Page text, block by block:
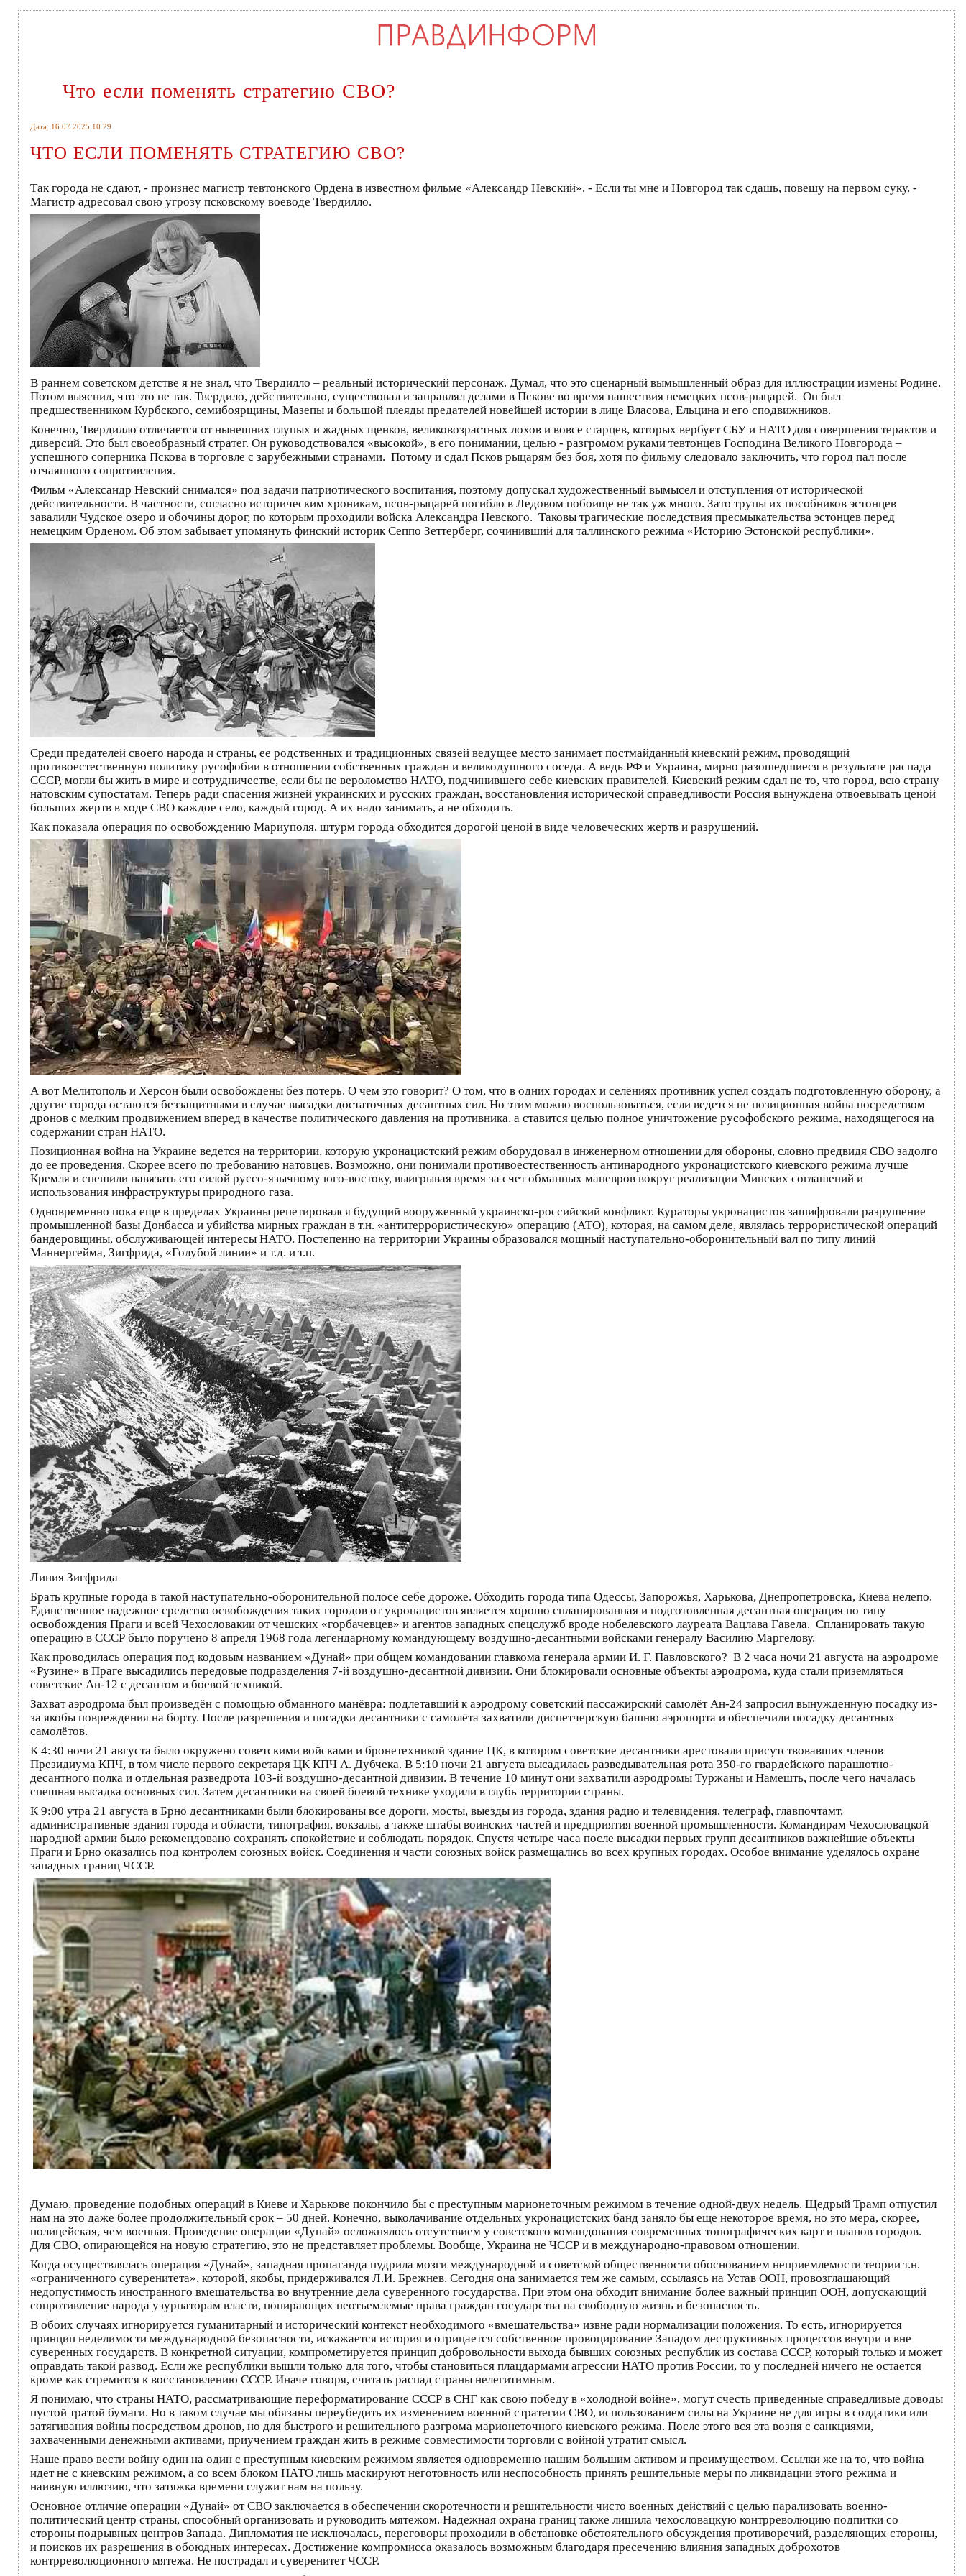
Что если поменять стратегию СВО?
Дата: 16.07.2025 10:29
ЧТО ЕСЛИ ПОМЕНЯТЬ СТРАТЕГИЮ СВО?
Так города не сдают, - произнес магистр тевтонского Ордена в известном фильме «Александр Невский». - Если ты мне и Новгород так сдашь, повешу на первом суку. -
Магистр адресовал свою угрозу псковскому воеводе Твердилло.
В раннем советском детстве я не знал, что Твердилло – реальный исторический персонаж. Думал, что это сценарный вымышленный образ для иллюстрации измены Родине.
Потом выяснил, что это не так. Твердило, действительно, существовал и заправлял делами в Пскове во время нашествия немецких псов-рыцарей. Он был
предшественником Курбского, семибоярщины, Мазепы и большой плеяды предателей новейшей истории в лице Власова, Ельцина и его сподвижников.
Конечно, Твердилло отличается от нынешних глупых и жадных щенков, великовозрастных лохов и вовсе старцев, которых вербует СБУ и НАТО для совершения терактов и
диверсий. Это был своеобразный стратег. Он руководствовался «высокой», в его понимании, целью - разгромом руками тевтонцев Господина Великого Новгорода –
успешного соперника Пскова в торговле с зарубежными странами. Потому и сдал Псков рыцарям без боя, хотя по фильму следовало заключить, что город пал после
отчаянного сопротивления.
Фильм «Александр Невский снимался» под задачи патриотического воспитания, поэтому допускал художественный вымысел и отступления от исторической
действительности. В частности, согласно историческим хроникам, псов-рыцарей погибло в Ледовом побоище не так уж много. Зато трупы их пособников эстонцев
завалили Чудское озеро и обочины дорог, по которым проходили войска Александра Невского. Таковы трагические последствия пресмыкательства эстонцев перед
немецким Орденом. Об этом забывает упомянуть финский историк Сеппо Зеттерберг, сочинивший для таллинского режима «Историю Эстонской республики».
Среди предателей своего народа и страны, ее родственных и традиционных связей ведущее место занимает постмайданный киевский режим, проводящий
противоестественную политику русофобии в отношении собственных граждан и великодушного соседа. А ведь РФ и Украина, мирно разошедшиеся в результате распада
СССР, могли бы жить в мире и сотрудничестве, если бы не вероломство НАТО, подчинившего себе киевских правителей. Киевский режим сдал не то, что город, всю страну
натовским супостатам. Теперь ради спасения жизней украинских и русских граждан, восстановления исторической справедливости Россия вынуждена отвоевывать ценой
больших жертв в ходе СВО каждое село, каждый город. А их надо занимать, а не обходить.
Как показала операция по освобождению Мариуполя, штурм города обходится дорогой ценой в виде человеческих жертв и разрушений.
А вот Мелитополь и Херсон были освобождены без потерь. О чем это говорит? О том, что в одних городах и селениях противник успел создать подготовленную оборону, а
другие города остаются беззащитными в случае высадки достаточных десантных сил. Но этим можно воспользоваться, если ведется не позиционная война посредством
дронов с мелким продвижением вперед в качестве политического давления на противника, а ставится целью полное уничтожение русофобского режима, находящегося на
содержании стран НАТО.
Позиционная война на Украине ведется на территории, которую укронацистский режим оборудовал в инженерном отношении для обороны, словно предвидя СВО задолго
до ее проведения. Скорее всего по требованию натовцев. Возможно, они понимали противоестественность антинародного укронацистского киевского режима лучше
Кремля и спешили навязать его силой руссо-язычному юго-востоку, выигрывая время за счет обманных маневров вокруг реализации Минских соглашений и
использования инфраструктуры природного газа.
Одновременно пока еще в пределах Украины репетировался будущий вооруженный украинско-российский конфликт. Кураторы укронацистов зашифровали разрушение
промышленной базы Донбасса и убийства мирных граждан в т.н. «антитеррористическую» операцию (АТО), которая, на самом деле, являлась террористической операций
бандеровщины, обслуживающей интересы НАТО. Постепенно на территории Украины образовался мощный наступательно-оборонительный вал по типу линий
Маннергейма, Зигфрида, «Голубой линии» и т.д. и т.п.
Линия Зигфрида
Брать крупные города в такой наступательно-оборонительной полосе себе дороже. Обходить города типа Одессы, Запорожья, Харькова, Днепропетровска, Киева нелепо.
Единственное надежное средство освобождения таких городов от укронацистов является хорошо спланированная и подготовленная десантная операция по типу
освобождения Праги и всей Чехословакии от чешских «горбачевцев» и агентов западных спецслужб вроде нобелевского лауреата Вацлава Гавела. Спланировать такую
операцию в СССР было поручено 8 апреля 1968 года легендарному командующему воздушно-десантными войсками генералу Василию Маргелову.
Как проводилась операция под кодовым названием «Дунай» при общем командовании главкома генерала армии И. Г. Павловского? В 2 часа ночи 21 августа на аэродроме
«Рузине» в Праге высадились передовые подразделения 7-й воздушно-десантной дивизии. Они блокировали основные объекты аэродрома, куда стали приземляться
советские Ан-12 с десантом и боевой техникой.
Захват аэродрома был произведён с помощью обманного манёвра: подлетавший к аэродрому советский пассажирский самолёт Ан-24 запросил вынужденную посадку из-
за якобы повреждения на борту. После разрешения и посадки десантники с самолёта захватили диспетчерскую башню аэропорта и обеспечили посадку десантных
самолётов.
К 4:30 ночи 21 августа было окружено советскими войсками и бронетехникой здание ЦК, в котором советские десантники арестовали присутствовавших членов
Президиума КПЧ, в том числе первого секретаря ЦК КПЧ А. Дубчека. В 5:10 ночи 21 августа высадилась разведывательная рота 350-го гвардейского парашютно-
десантного полка и отдельная разведрота 103-й воздушно-десантной дивизии. В течение 10 минут они захватили аэродромы Туржаны и Намешть, после чего началась
спешная высадка основных сил. Затем десантники на своей боевой технике уходили в глубь территории страны.
К 9:00 утра 21 августа в Брно десантниками были блокированы все дороги, мосты, выезды из города, здания радио и телевидения, телеграф, главпочтамт,
административные здания города и области, типография, вокзалы, а также штабы воинских частей и предприятия военной промышленности. Командирам Чехословацкой
народной армии было рекомендовано сохранять спокойствие и соблюдать порядок. Спустя четыре часа после высадки первых групп десантников важнейшие объекты
Праги и Брно оказались под контролем союзных войск. Соединения и части союзных войск размещались во всех крупных городах. Особое внимание уделялось охране
западных границ ЧССР.
Думаю, проведение подобных операций в Киеве и Харькове покончило бы с преступным марионеточным режимом в течение одной-двух недель. Щедрый Трамп отпустил
нам на это даже более продолжительный срок – 50 дней. Конечно, выколачивание отдельных укронацистских банд заняло бы еще некоторое время, но это мера, скорее,
полицейская, чем военная. Проведение операции «Дунай» осложнялось отсутствием у советского командования современных топографических карт и планов городов.
Для СВО, опирающейся на новую стратегию, это не представляет проблемы. Вообще, Украина не ЧССР и в международно-правовом отношении.
Когда осуществлялась операция «Дунай», западная пропаганда пудрила мозги международной и советской общественности обоснованием неприемлемости теории т.н.
«ограниченного суверенитета», которой, якобы, придерживался Л.И. Брежнев. Сегодня она занимается тем же самым, ссылаясь на Устав ООН, провозглашающий
недопустимость иностранного вмешательства во внутренние дела суверенного государства. При этом она обходит внимание более важный принцип ООН, допускающий
сопротивление народа узурпаторам власти, попирающих неотъемлемые права граждан государства на свободную жизнь и безопасность.
В обоих случаях игнорируется гуманитарный и исторический контекст необходимого «вмешательства» извне ради нормализации положения. То есть, игнорируется
принцип неделимости международной безопасности, искажается история и отрицается собственное провоцирование Западом деструктивных процессов внутри и вне
суверенных государств. В конкретной ситуации, компрометируется принцип добровольности выхода бывших союзных республик из состава СССР, который только и может
оправдать такой развод. Если же республики вышли только для того, чтобы становиться плацдармами агрессии НАТО против России, то у последней ничего не остается
кроме как стремится к восстановлению СССР. Иначе говоря, считать распад страны нелегитимным.
Я понимаю, что страны НАТО, рассматривающие переформатирование СССР в СНГ как свою победу в «холодной войне», могут счесть приведенные справедливые доводы
пустой тратой бумаги. Но в таком случае мы обязаны переубедить их изменением военной стратегии СВО, использованием силы на Украине не для игры в солдатики или
затягивания войны посредством дронов, но для быстрого и решительного разгрома марионеточного киевского режима. После этого вся эта возня с санкциями,
захваченными денежными активами, приучением граждан жить в режиме совместимости торговли с войной утратит смысл.
Наше право вести войну один на один с преступным киевским режимом является одновременно нашим большим активом и преимуществом. Ссылки же на то, что война
идет не с киевским режимом, а со всем блоком НАТО лишь маскируют неготовность или неспособность принять решительные меры по ликвидации этого режима и
наивную иллюзию, что затяжка времени служит нам на пользу.
Основное отличие операции «Дунай» от СВО заключается в обеспечении скоротечности и решительности чисто военных действий с целью парализовать военно-
политический центр страны, способный организовать и руководить мятежом. Надежная охрана границ также лишила чехословацкую контрреволюцию подпитки со
стороны подрывных центров Запада. Дипломатия не исключалась, переговоры проходили в обстановке обстоятельного обсуждения противоречий, разделяющих стороны,
и поисков их разрешения в обоюдных интересах. Достижение компромисса оказалось возможным благодаря пресечению влияния западных доброхотов
контрреволюционного мятежа. Не пострадал и суверенитет ЧССР.